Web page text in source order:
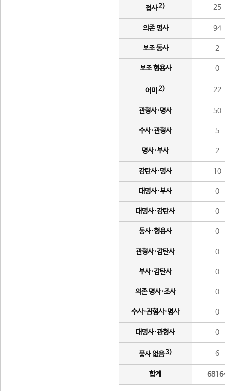
접사2) 25
의존 명사 94
보조 동사 2
보조 형용사 0
어미 2) 22
관형사·명사 50
수사·관형사 5
명사·부사 2
감탄사·명사 10
대명사·부사 0
대명사·감탄사 0
동사·형용사 0
관형사·감탄사 0
부사·감탄사 0
의존 명사·조사 0
수사·관형사·명사 0
대명사·관형사 0
품사 없음3) 6
합계